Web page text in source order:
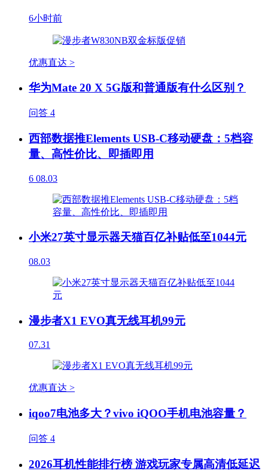
6小时前
优惠直达 >
华为Mate 20 X 5G版和普通版有什么区别？
问答 4
西部数据推Elements USB-C移动硬盘：5档容
量、高性价比、即插即用
6 08.03
小米27英寸显示器天猫百亿补贴低至1044元
08.03
漫步者X1 EVO真无线耳机99元
07.31
优惠直达 >
iqoo7电池多大？vivo iQOO手机电池容量？
问答 4
2026耳机性能排行榜 游戏玩家专属高清低延迟